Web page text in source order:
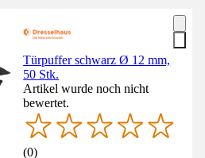
Türpuffer schwarz Ø 12 mm,
50 Stk.
Artikel wurde noch nicht
bewertet.
(0)